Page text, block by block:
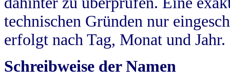
technischen Gründen nur
erfolgt nach Tag, Monat und Jahr.
Schreibweise der Namen